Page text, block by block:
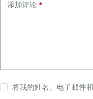
添加评论 *
将我的姓名、电子邮件